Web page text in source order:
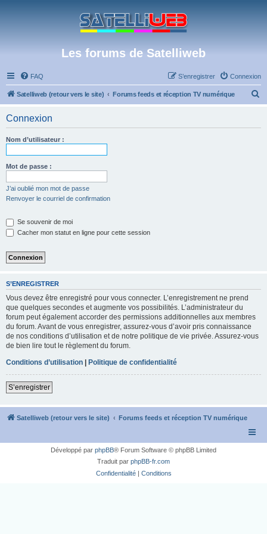
Les forums de Satelliweb
FAQ Connexion
S’enregistrer
Satelliweb (retour vers le site) Forums feeds et réception TV numérique
Connexion
Nom d’utilisateur :
Mot de passe :
J’ai oublié mon mot de passe
Renvoyer le courriel de confirmation
Se souvenir de moi
Cacher mon statut en ligne pour cette session
S’ENREGISTRER
Vous devez être enregistré pour vous connecter. L’enregistrement ne prend
que quelques secondes et augmente vos possibilités. L’administrateur du
forum peut également accorder des permissions additionnelles aux membres
du forum. Avant de vous enregistrer, assurez-vous d’avoir pris connaissance
de nos conditions d’utilisation et de notre politique de vie privée. Assurez-vous
de bien lire tout le règlement du forum.
Conditions d’utilisation | Politique de confidentialité
S’enregistrer
Satelliweb (retour vers le site) Forums feeds et réception TV numérique
Développé par phpBB® Forum Software © phpBB Limited
Traduit par phpBB-fr.com
Confidentialité| Conditions